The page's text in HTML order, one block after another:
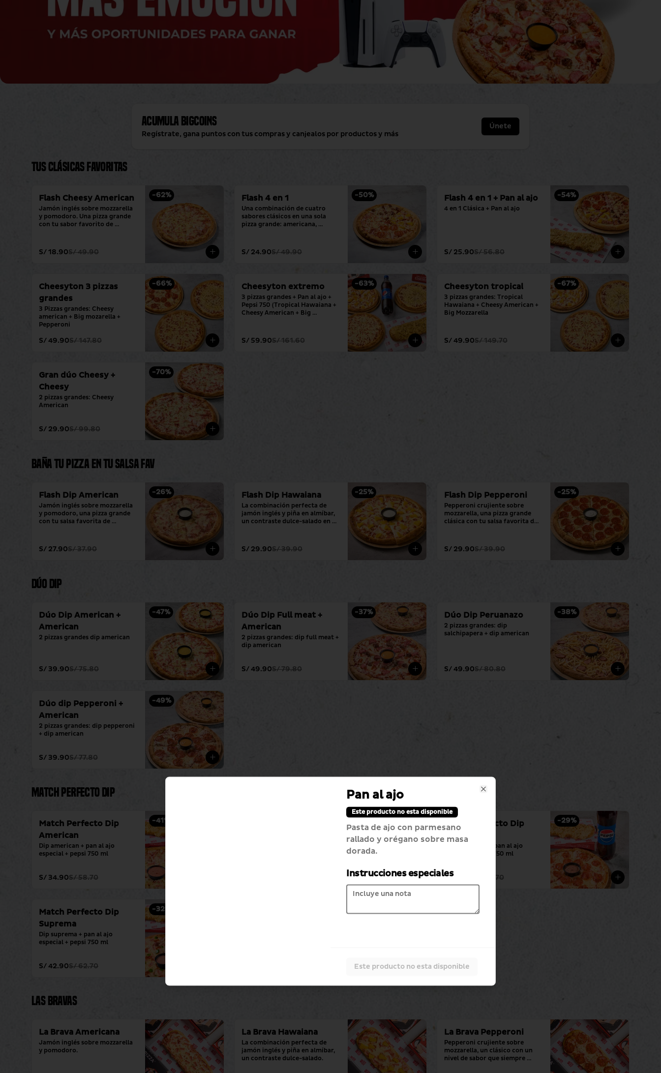
Acumula BigCoins
Regístrate, gana puntos con tus compras y canjealos por productos y más
Únete
Tus clásicas favoritas
-62%
Flash Cheesy American
Jamón inglés sobre mozzarella
y pomodoro. Una pizza grande
con tu sabor favorito de
S/ 18.90S/ 49.90
-50%
Flash 4 en 1
Una combinación de cuatro
sabores clásicos en una sola
pizza grande: americana,
S/ 24.90S/ 49.90
-54%
Flash 4 en 1 + Pan al ajo
4 en 1 Clásica + Pan al ajo
S/ 25.90S/ 56.80
-66%
Cheesyton 3 pizzas
grandes
3 Pizzas grandes: Cheesy
american + Big mozarella +
Pepperoni
S/ 49.90S/ 147.80
-63%
Cheesyton extremo
3 pizzas grandes + Pan al ajo +
Pepsi 750 (Tropical Hawaiana +
Cheesy American + Big
S/ 59.90S/ 161.60
-67%
Cheesyton tropical
3 pizzas grandes: Tropical
Hawaiana + Cheesy American +
Big Mozzarella
S/ 49.90S/ 149.70
-70%
Gran dúo Cheesy +
Cheesy
2 pizzas grandes: Cheesy
American
S/ 29.90S/ 99.80
Baña tu pizza en tu salsa fav
-26%
Flash Dip American
Jamón inglés sobre mozzarella
y pomodoro, una pizza grande
con tu salsa favorita de
S/ 27.90S/ 37.90
-25%
Flash Dip Hawaiana
La combinación perfecta de
jamón inglés y piña en almíbar,
un contraste dulce-salado en
S/ 29.90S/ 39.90
-25%
Flash Dip Pepperoni
Pepperoni crujiente sobre
mozzarella, una pizza grande
clásica con tu salsa favorita de
S/ 29.90S/ 39.90
Dúo Dip
-47%
Dúo Dip American +
American
2 pizzas grandes dip american
S/ 39.90S/ 75.80
-37%
Dúo Dip Full meat +
American
2 pizzas grandes: dip full meat +
dip american
S/ 49.90S/ 79.80
-38%
Dúo Dip Peruanazo
2 pizzas grandes: dip
salchipapera + dip american
S/ 49.90S/ 80.80
-49%
Dúo dip Pepperoni +
American
2 pizzas grandes: dip pepperoni
+ dip american
S/ 39.90S/ 77.80
Match Perfecto Dip
-41%
Match Perfecto Dip
American
Dip american + pan al ajo
especial + pepsi 750 ml
S/ 34.90S/ 58.70
-34% -29%
Match Perfecto Dip
Pepperoni
Dip pepperoni + pan al ajo
especial + pepsi 750 ml
S/ 42.90 S/ 60.70
-32
Match Perfecto Dip
Suprema
Dip suprema + pan al ajo
especial + pepsi 750 ml
S/ 42.90S/ 62.70
Las Bravas
La Brava Americana
Jamón inglés sobre mozzarella
y pomodoro.
La Brava Hawaiana
La combinación perfecta de
jamón inglés y piña en almíbar,
un contraste dulce-salado.
La Brava Pepperoni
Pepperoni crujiente sobre
mozzarella, un clásico con un
nivel de sabor que siempre
Pan al ajo
Este producto no esta disponible
Pasta de ajo con parmesano
rallado y orégano sobre masa
dorada.
Instrucciones especiales
Este producto no esta disponible